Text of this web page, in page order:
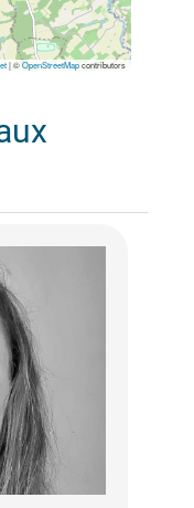
|©OpenStreetMapcontributors